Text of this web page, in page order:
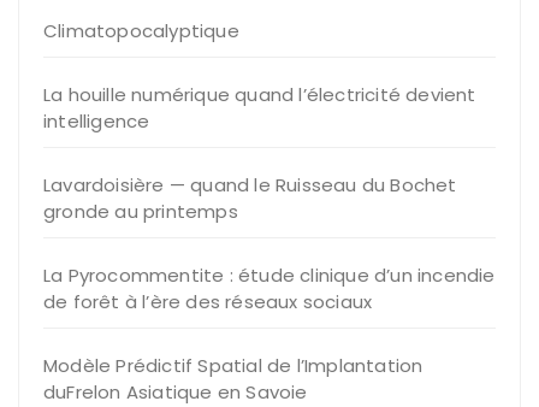
Climatopocalyptique
La houille numérique quand l’électricité devient
intelligence
Lavardoisière — quand le Ruisseau du Bochet
gronde au printemps
La Pyrocommentite : étude clinique d’un incendie
de forêt à l’ère des réseaux sociaux
Modèle Prédictif Spatial de l’Implantation
duFrelon Asiatique en Savoie